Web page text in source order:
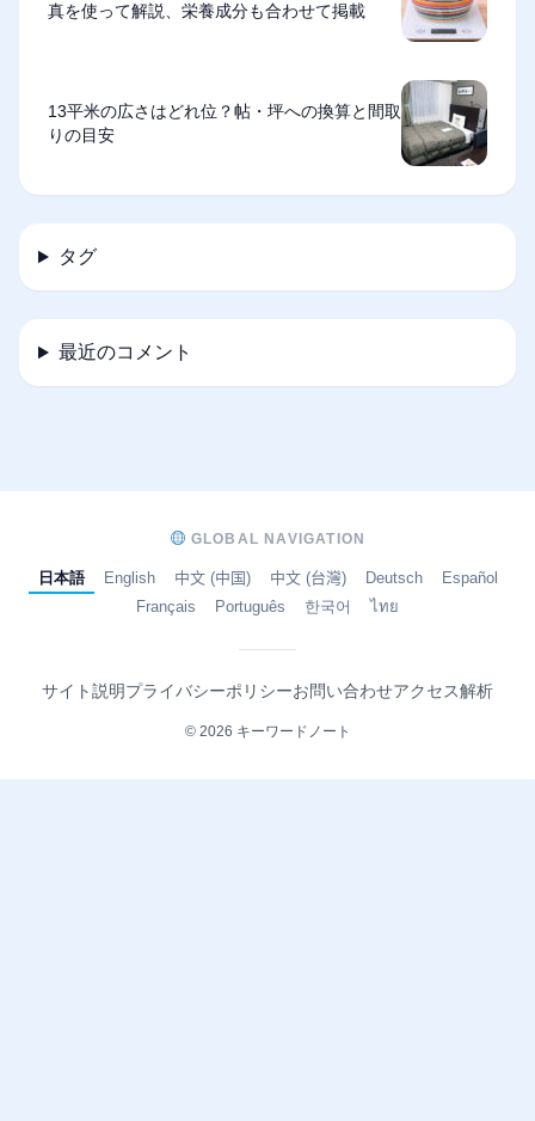
真を使って解説、栄養成分も合わせて掲載
13平米の広さはどれ位？帖・坪への換算と間取
りの目安
タグ
最近のコメント
GLOBAL NAVIGATION
日本語 English 中文 (中国) 中文 (台灣) Deutsch
Español
Français
Português 한국어 ไทย
サイト説明プライバシーポリシーお問い合わせアクセス解析
© 2026 キーワードノート